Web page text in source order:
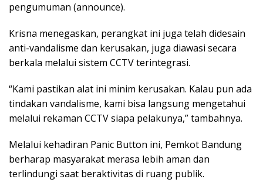
pengumuman (announce).
Krisna menegaskan, perangkat ini juga telah didesain
anti-vandalisme dan kerusakan, juga diawasi secara
berkala melalui sistem CCTV terintegrasi.
“Kami pastikan alat ini minim kerusakan. Kalau pun ada
tindakan vandalisme, kami bisa langsung mengetahui
melalui rekaman CCTV siapa pelakunya,” tambahnya.
Melalui kehadiran Panic Button ini, Pemkot Bandung
berharap masyarakat merasa lebih aman dan
terlindungi saat beraktivitas di ruang publik.